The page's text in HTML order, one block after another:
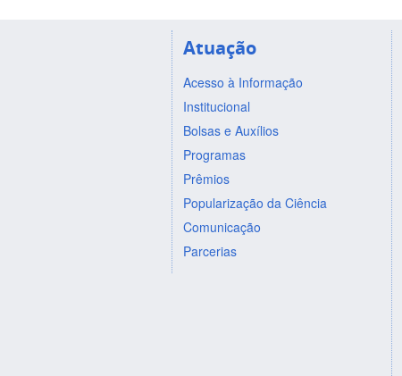
Atuação
Acesso à Informação
Institucional
Bolsas e Auxílios
Programas
Prêmios
Popularização da Ciência
Comunicação
Parcerias